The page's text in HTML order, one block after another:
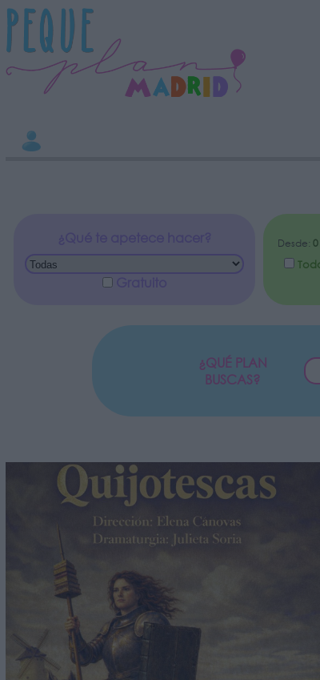
Desde:0
¿QUÉ PLAN
BUSCAS?
INFORMACION SOBRE LA PROTECCIÓN DE TUS DATOS
Responsable:
Finalidad:
Datos tratados:
Información adicional